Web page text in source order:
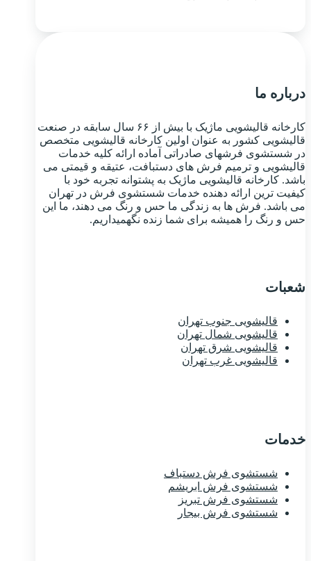
درباره ما
کارخانه قالیشویی ماژیک با بیش از ۶۶ سال سابقه در صنعت
قالیشویی کشور به عنوان اولین کارخانه قالیشویی متخصص
در شستشوی فرشهای صادراتی آماده ارائه کلیه خدمات
قالیشویی و ترمیم فرش های دستبافت، عتیقه و قیمتی می
باشد. کارخانه قالیشویی ماژیک به پشتوانه تجربه خود با
کیفیت ترین ارائه دهنده خدمات شستشوی فرش در تهران
می باشد. فرش ها به زندگی ما حس و رنگ می دهند، ما این
حس و رنگ را همیشه برای شما زنده نگهمیداریم.
شعبات
قالیشویی جنوب تهران
قالیشویی شمال تهران
قالیشویی شرق تهران
قالیشویی غرب تهران
خدمات
شستشوی فرش دستباف
شستشوی فرش ابریشم
شستشوی فرش تبریز
شستشوی فرش بیجار